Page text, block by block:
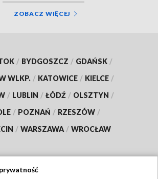
ZOBACZ WIĘCEJ
/ BYDGOSZCZ / GDAŃSK /
WLKP. / KATOWICE / KIELCE /
/ LUBLIN / ŁÓDŹ / OLSZTYN /
/ POZNAŃ / RZESZÓW /
/ WARSZAWA / WROCŁAW